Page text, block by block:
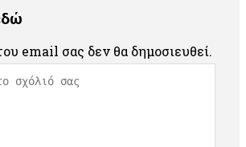
email σας δεν θα δημοσιευθεί.